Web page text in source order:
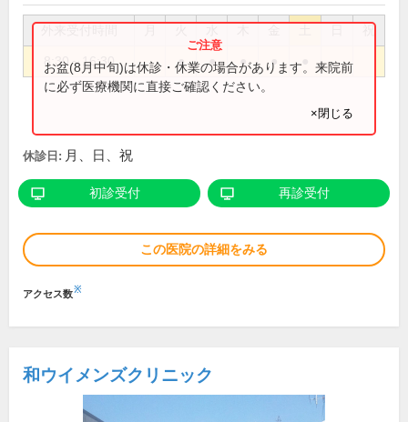
祝
8:30～16:30 ● ● ● ●
お盆(8月中旬)は休診・休業の場合があります。来院前
に必ず医療機関に直接ご確認ください。
×閉じる
休診日: 月、日、祝
初診受付 再診受付
この医院の詳細をみる
アクセス数※
和ウイメンズクリニック